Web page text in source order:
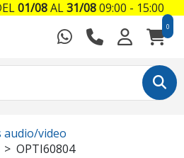
0
audio/video
OPTI60804
01/08AL31/0809:00 - 15:00